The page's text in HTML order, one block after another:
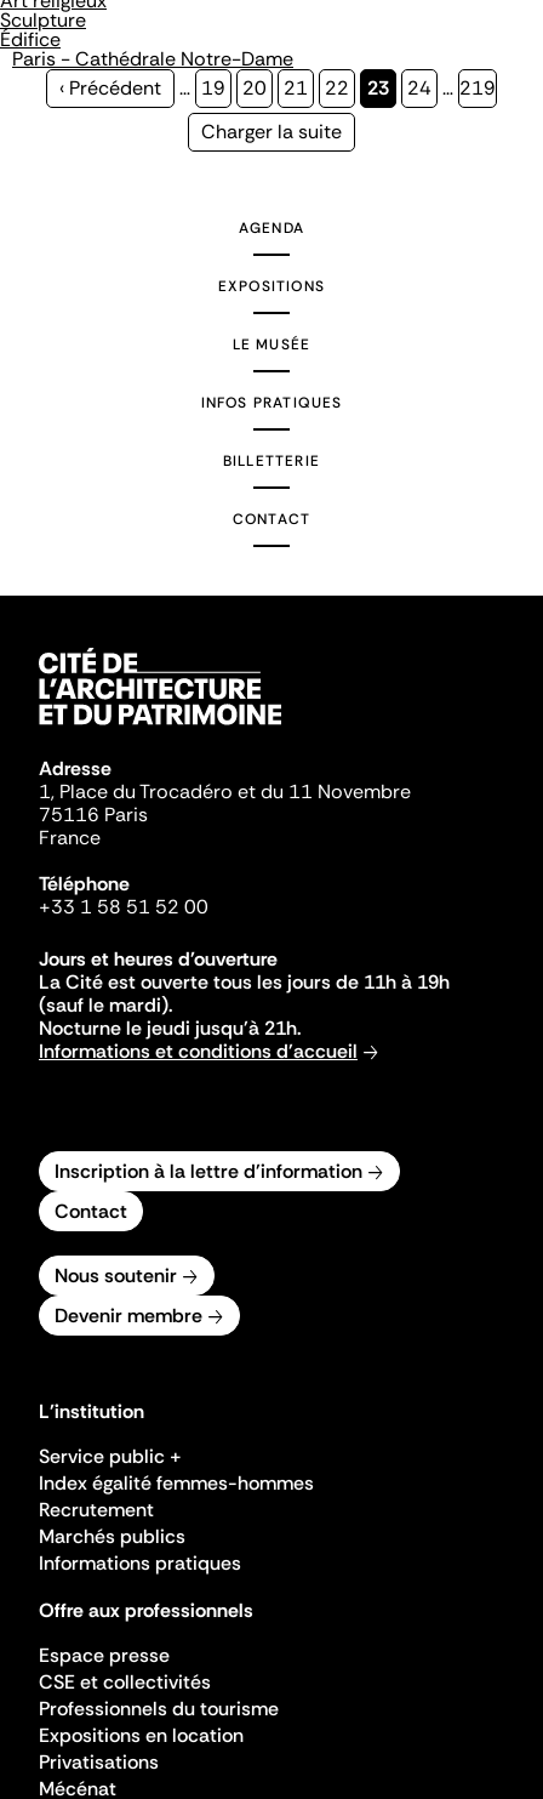
Sculpture
Édifice
Paris - Cathédrale Notre-Dame
Page
‹ Précédent … Page
19 Page
20 Page
21 Page
22
Page
23 Page
24 … Page
219
Page
Charger la suite
AGENDA
EXPOSITIONS
LE MUSÉE
INFOS PRATIQUES
BILLETTERIE
CONTACT
Adresse
1, Place du Trocadéro et du 11 Novembre
75116 Paris
France
Téléphone
+33 1 58 51 52 00
Jours et heures d'ouverture
La Cité est ouverte tous les jours de 11h à 19h
(sauf le mardi).
Nocturne le jeudi jusqu'à 21h.
Informations et conditions d'accueil
Inscription à la lettre d'information
Contact
Nous soutenir
Devenir membre
L'institution
Service public +
Index égalité femmes-hommes
Recrutement
Marchés publics
Informations pratiques
Offre aux professionnels
Espace presse
CSE et collectivités
Professionnels du tourisme
Expositions en location
Privatisations
Mécénat